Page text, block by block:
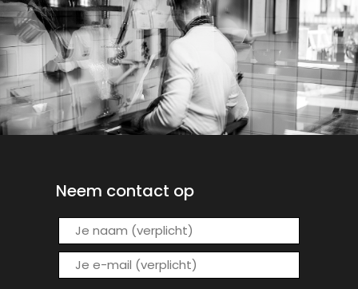
Neem contact op